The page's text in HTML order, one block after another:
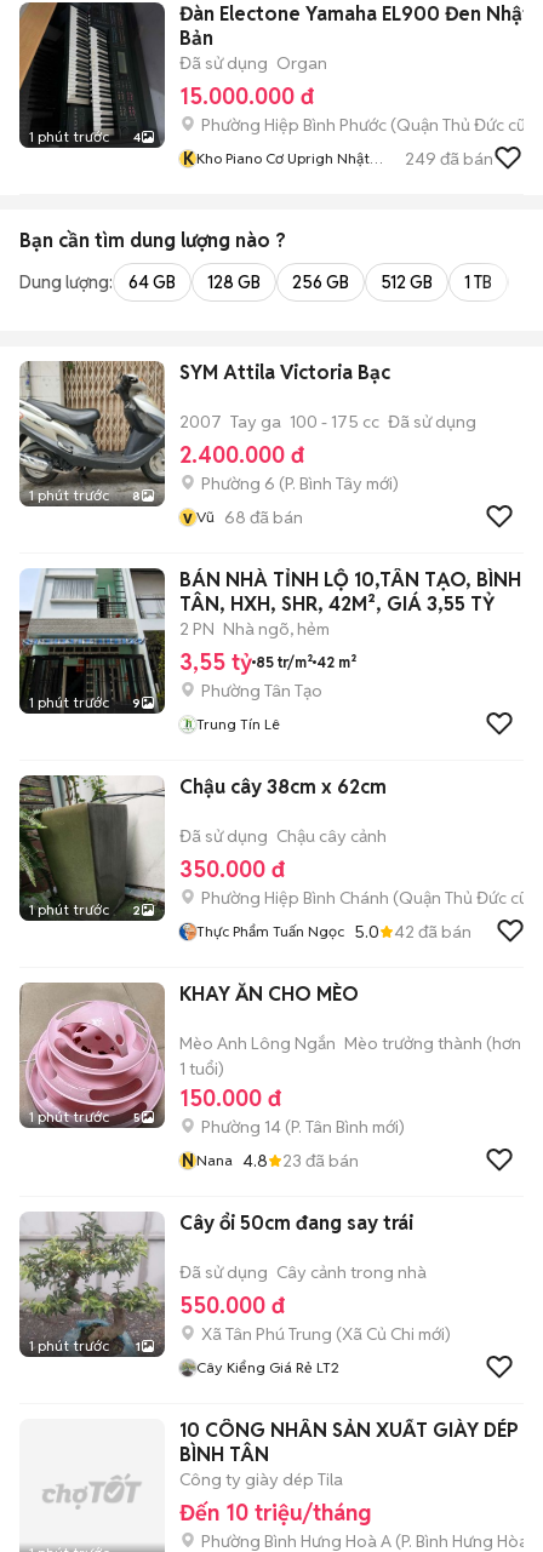
1 phút trước 4
Đàn Electone Yamaha EL900 Đen Nhật
Bản
Đã sử dụng Organ
15.000.000 đ
Phường Hiệp Bình Phước (Quận Thủ Đức cũ)
KKho Piano Cơ Uprigh Nhật
249 đã bán
Bạn cần tìm dung lượng nào ?
Dung lượng: 64 GB 128 GB 256 GB 512 GB 1 TB
1 phút trước 8
SYM Attila Victoria Bạc
2007 Tay ga 100 - 175 cc Đã sử dụng
2.400.000 đ
Phường 6 (P. Bình Tây mới)
v Vũ 68 đã bán
1 phút trước 9
BÁN NHÀ TỈNH LỘ 10,TÂN TẠO, BÌNH
TÂN, HXH, SHR, 42M², GIÁ 3,55 TỶ
2 PN Nhà ngõ, hẻm
3,55 tỷ 85 tr/m² 42 m²
Phường Tân Tạo
Trung Tín Lê
1 phút trước 2
Chậu cây 38cm x 62cm
Đã sử dụng Chậu cây cảnh
350.000 đ
Phường Hiệp Bình Chánh (Quận Thủ Đức cũ)
Thực Phẩm Tuấn Ngọc 5.0 42 đã bán
1 phút trước 5
KHAY ĂN CHO MÈO
Mèo Anh Lông Ngắn Mèo trưởng thành (hơn
1 tuổi)
150.000 đ
Phường 14 (P. Tân Bình mới)
NNana 4.8 23 đã bán
1 phút trước 1
Cây ổi 50cm đang say trái
Đã sử dụng Cây cảnh trong nhà
550.000 đ
Xã Tân Phú Trung (Xã Củ Chi mới)
Cây Kiểng Giá Rẻ LT2
10 CÔNG NHÂN SẢN XUẤT GIÀY DÉP
BÌNH TÂN
Công ty giày dép Tila
Đến 10 triệu/tháng
Phường Bình Hưng Hoà A (P. Bình Hưng Hòa